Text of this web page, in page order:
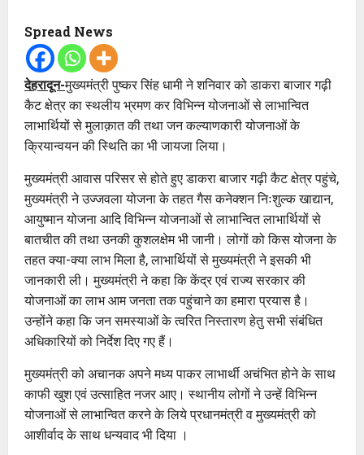
Spread News
देहरादून-मुख्यमंत्री पुष्कर सिंह धामी ने शनिवार को डाकरा बाजार गढ़ी
कैट क्षेत्र का स्थलीय भ्रमण कर विभिन्न योजनाओं से लाभान्वित
लाभार्थियों से मुलाक़ात की तथा जन कल्याणकारी योजनाओं के
क्रियान्वयन की स्थिति का भी जायजा लिया।
मुख्यमंत्री आवास परिसर से होते हुए डाकरा बाजार गढ़ी कैट क्षेत्र पहुंचे,
मुख्यमंत्री ने उज्जवला योजना के तहत गैस कनेक्शन निःशुल्क खाद्यान,
आयुष्मान योजना आदि विभिन्न योजनाओं से लाभान्वित लाभार्थियों से
बातचीत की तथा उनकी कुशलक्षेम भी जानी। लोगों को किस योजना के
तहत क्या-क्या लाभ मिला है, लाभार्थियों से मुख्यमंत्री ने इसकी भी
जानकारी ली। मुख्यमंत्री ने कहा कि केंद्र एवं राज्य सरकार की
योजनाओं का लाभ आम जनता तक पहुंचाने का हमारा प्रयास है।
उन्होंने कहा कि जन समस्याओं के त्वरित निस्तारण हेतु सभी संबंधित
अधिकारियों को निर्देश दिए गए हैं।
मुख्यमंत्री को अचानक अपने मध्य पाकर लाभार्थी अचंभित होने के साथ
काफी खुश एवं उत्साहित नजर आए। स्थानीय लोगों ने उन्हें विभिन्न
योजनाओं से लाभान्वित करने के लिये प्रधानमंत्री व मुख्यमंत्री को
आशीर्वाद के साथ धन्यवाद भी दिया ।